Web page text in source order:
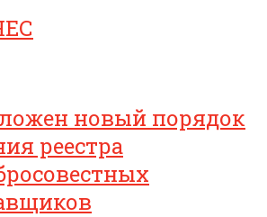
новый порядок
реестра